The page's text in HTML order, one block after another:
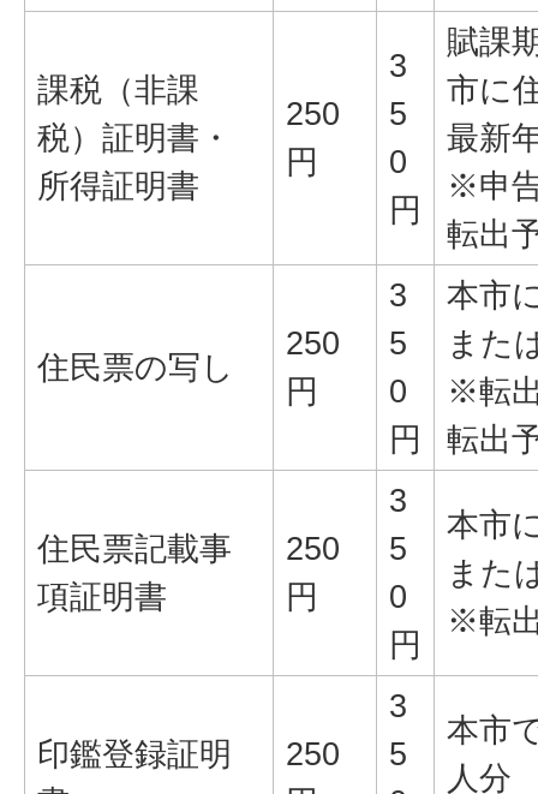
課税（非課
税）証明書・
所得証明書
250
円
3
5
0
円
賦課
市に
最新
※申
転出
住民票の写し
250
円
3
5
0
円
本市
また
※転
転出
住民票記載事
項証明書
250
円
3
5
0
円
本市
また
※転
印鑑登録証明
250
3
5
本市
人分